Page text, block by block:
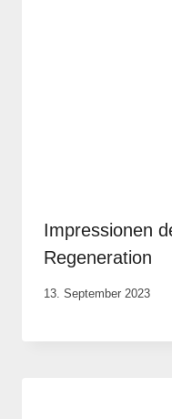
Impressionen
Regeneration
Von
Justh
13. September 2023